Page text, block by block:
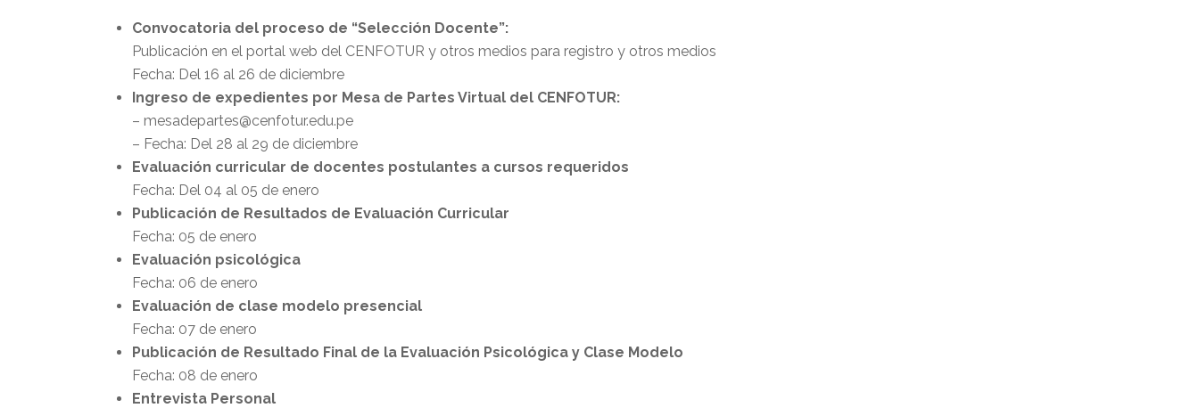
Convocatoria del proceso de “Selección Docente”:
Publicación en el portal web del CENFOTUR y otros medios para registro y otros medios
Fecha: Del 16 al 26 de diciembre
Ingreso de expedientes por Mesa de Partes Virtual del CENFOTUR:
– mesadepartes@cenfotur.edu.pe
– Fecha: Del 28 al 29 de diciembre
Evaluación curricular de docentes postulantes a cursos requeridos
Fecha: Del 04 al 05 de enero
Publicación de Resultados de Evaluación Curricular
Fecha: 05 de enero
Evaluación psicológica
Fecha: 06 de enero
Evaluación de clase modelo presencial
Fecha: 07 de enero
Publicación de Resultado Final de la Evaluación Psicológica y Clase Modelo
Fecha: 08 de enero
Entrevista Personal